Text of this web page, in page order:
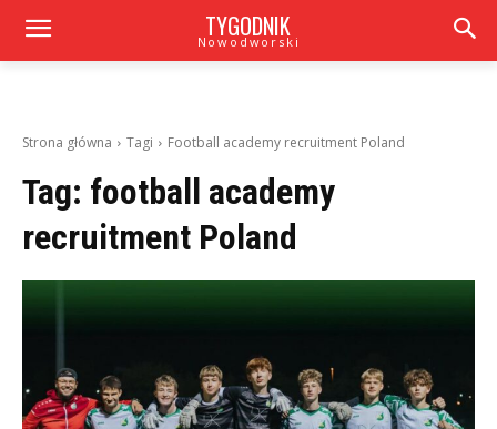
TYGODNIK
Nowodworski
Strona główna Tagi Football academy recruitment Poland
Tag: football academy
recruitment Poland